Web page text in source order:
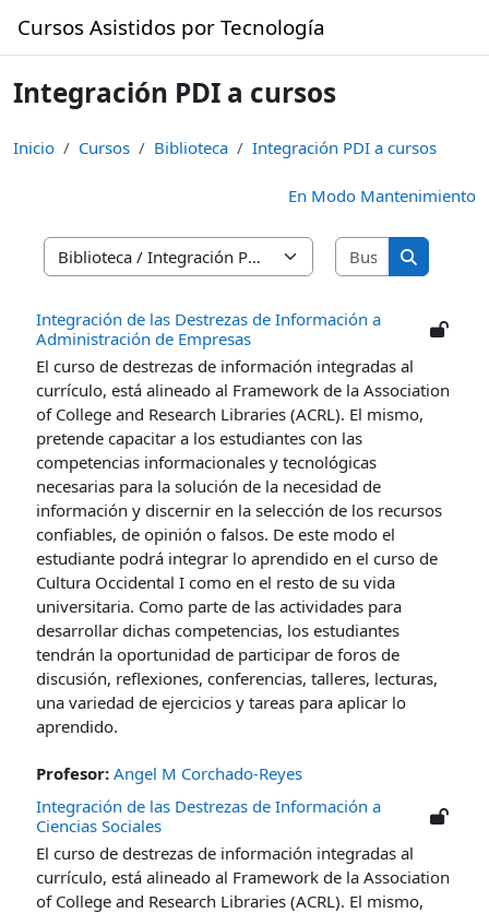
Cursos Asistidos por Tecnología
Integración PDI a cursos
Inicio Cursos Biblioteca Integración PDI a cursos
En Modo Mantenimiento
Categorías
Buscar
Buscar
Integración de las Destrezas de Información a
Administración de Empresas
El curso de destrezas de información integradas al
currículo, está alineado al Framework de la Association
of College and Research Libraries (ACRL). El mismo,
pretende capacitar a los estudiantes con las
competencias informacionales y tecnológicas
necesarias para la solución de la necesidad de
información y discernir en la selección de los recursos
confiables, de opinión o falsos. De este modo el
estudiante podrá integrar lo aprendido en el curso de
Cultura Occidental I como en el resto de su vida
universitaria. Como parte de las actividades para
desarrollar dichas competencias, los estudiantes
tendrán la oportunidad de participar de foros de
discusión, reflexiones, conferencias, talleres, lecturas,
una variedad de ejercicios y tareas para aplicar lo
aprendido.
Profesor: Angel M Corchado-Reyes
Integración de las Destrezas de Información a
Ciencias Sociales
El curso de destrezas de información integradas al
currículo, está alineado al Framework de la Association
of College and Research Libraries (ACRL). El mismo,